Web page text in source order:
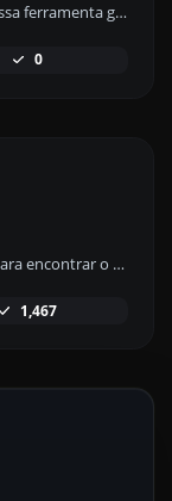
Gere links do WhatsApp sem esforço com nossa ferramenta geradora de links do WhatsApp para comunicação instantânea.
0
Use a ferramenta de pesquisa reversa de IP para encontrar o domínio ou host associado a qualquer endereço IP de forma rápida e fácil.
1,467